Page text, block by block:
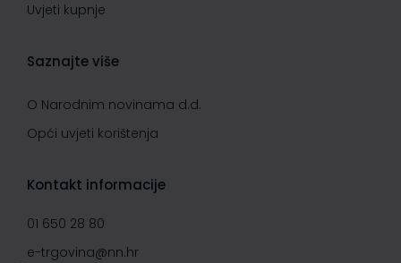
Uvjeti kupnje
Saznajte više
O Narodnim novinama d.d.
Opći uvjeti korištenja
Kontakt informacije
01 650 28 80
e-trgovina@nn.hr